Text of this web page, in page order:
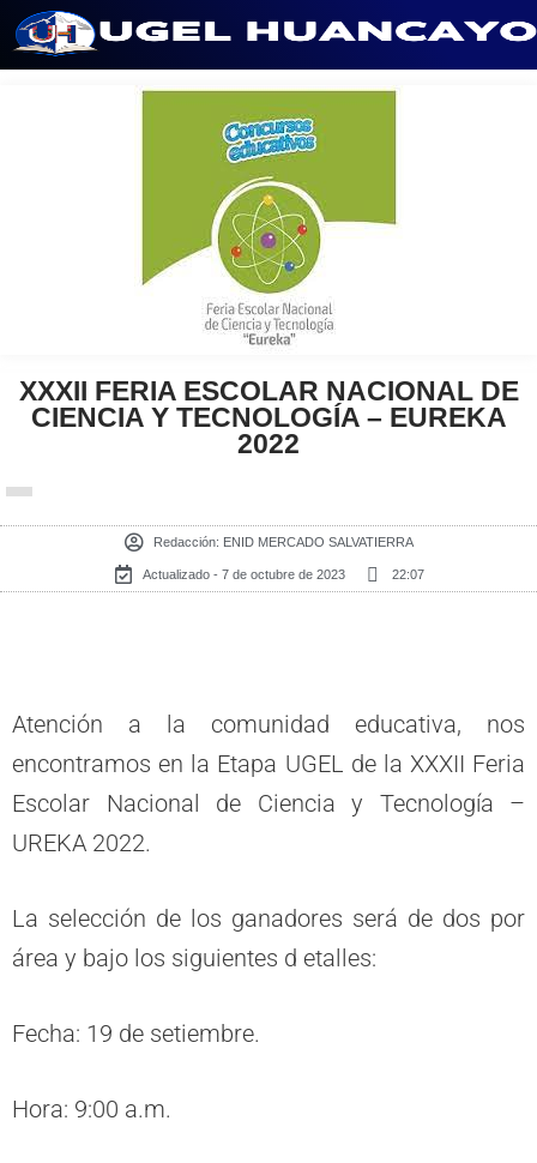
XXXII FERIA ESCOLAR NACIONAL DE
CIENCIA Y TECNOLOGÍA – EUREKA
2022
Redacción: ENID MERCADO SALVATIERRA
Actualizado - 7 de octubre de 2023 22:07
Atención a la comunidad educativa, nos
encontramos en la Etapa UGEL de la XXXII Feria
Escolar Nacional de Ciencia y Tecnología –
UREKA 2022.
La selección de los ganadores será de dos por
área y bajo los siguientes d etalles:
Fecha: 19 de setiembre.
Hora: 9:00 a.m.